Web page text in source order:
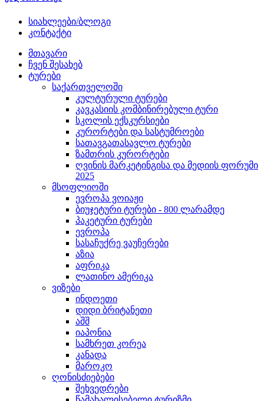
სიახლეები/ბლოგი
კონტაქტი
მთავარი
ჩვენ შესახებ
ტურები
საქართველოში
კულტურული ტურები
კავკასიის კომბინირებული ტური
სკოლის ექსკურსიები
კურორტები და სასტუმროები
სათავგათასავლო ტურები
ზამთრის კურორტები
ღვინის მარკეტინგისა და მედიის ფორუმი
2025
მსოფლიოში
ევროპა ვოიაჟი
ბიუჯეტური ტურები - 800 ლარამდე
პაკეტური ტურები
ევროპა
სასაჩუქრე ვაუჩერები
აზია
აფრიკა
ლათინო ამერიკა
ვიზები
ინდოეთი
დიდი ბრიტანეთი
აშშ
იაპონია
სამხრეთ კორეა
კანადა
მაროკო
ღონისძიებები
შეხვედრები